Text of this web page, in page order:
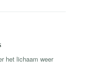
het lichaam weer